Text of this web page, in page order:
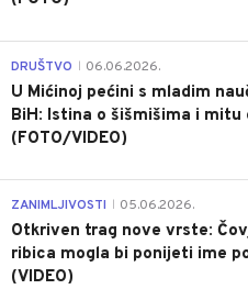
DRUŠTVO 06.06.2026.
U Mićinoj pećini s mladim
BiH: Istina o šišmišima i mitu
(FOTO/VIDEO)
ZANIMLJIVOSTI 05.06.2026.
Otkriven trag nove vrste:
ribica mogla bi ponijeti ime
(VIDEO)